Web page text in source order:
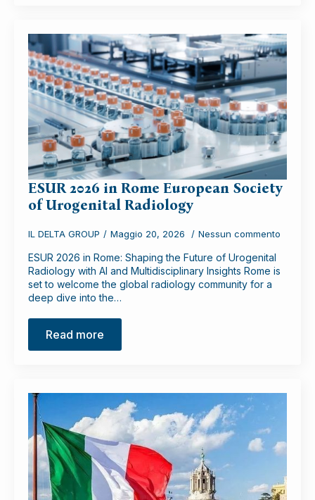
ESUR 2026 in Rome European Society
of Urogenital Radiology
IL DELTA GROUP Maggio 20, 2026 Nessun commento
ESUR 2026 in Rome: Shaping the Future of Urogenital
Radiology with AI and Multidisciplinary Insights Rome is
set to welcome the global radiology community for a
deep dive into the…
Read more